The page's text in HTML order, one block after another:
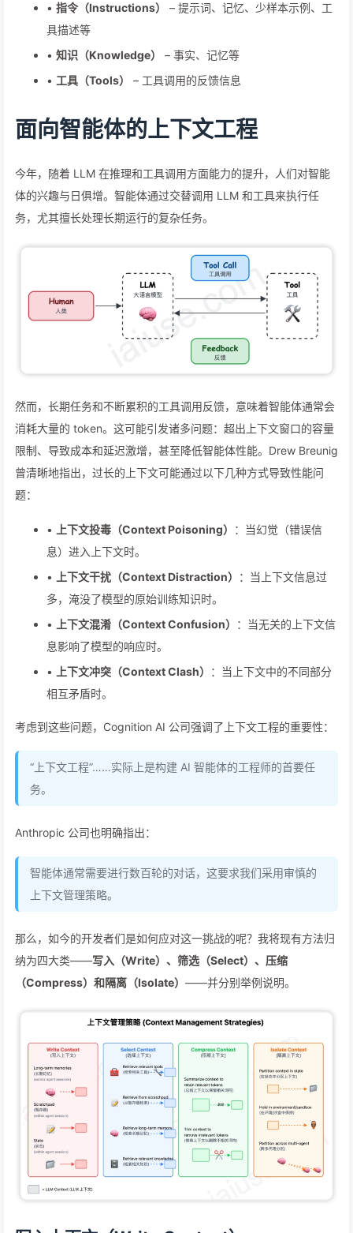
• 指令（Instructions）
– 提示词、记忆、少样本示例、工
具描述等
• 知识（Knowledge）
– 事实、记忆等
• 工具（Tools） – 工具调用的反馈信息
面向智能体的上下文工程
今年，随着 LLM 在推理和工具调用方面能力的提升，人们对智能
体的兴趣与日俱增。智能体通过交替调用 LLM 和工具来执行任
务，尤其擅长处理长期运行的复杂任务。
然而，长期任务和不断累积的工具调用反馈，意味着智能体通常会
消耗大量的 token。这可能引发诸多问题：超出上下文窗口的容量
限制、导致成本和延迟激增，甚至降低智能体性能。Drew Breunig
曾清晰地指出，过长的上下文可能通过以下几种方式导致性能问
题：
• 上下文投毒（Context Poisoning）
：当幻觉（错误信
息）进入上下文时。
•
上下文干扰（Context Distraction）
：当上下文信息过
多，淹没了模型的原始训练知识时。
•
上下文混淆（Context Confusion）
：当无关的上下文信
息影响了模型的响应时。
•
上下文冲突（Context Clash）
：当上下文中的不同部分
相互矛盾时。
考虑到这些问题，Cognition AI 公司强调了上下文工程的重要性：
“上下文工程”……实际上是构建 AI 智能体的工程师的首要任
务。
Anthropic 公司也明确指出：
智能体通常需要进行数百轮的对话，这要求我们采用审慎的
上下文管理策略。
那么，如今的开发者们是如何应对这一挑战的呢？我将现有方法归
纳为四大类——写入（Write）、筛选（Select）、压缩
（Compress）和隔离（Isolate） ——并分别举例说明。